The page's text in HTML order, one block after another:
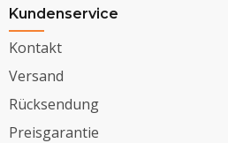
Kundenservice
Kontakt
Versand
Rücksendung
Preisgarantie